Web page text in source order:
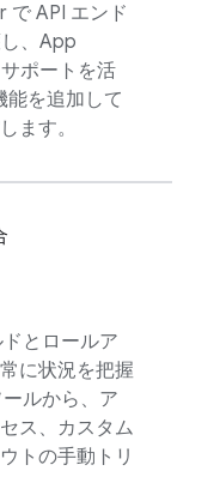
で API エンド
、App
ポートを活
能を追加して
ます。
とロールア
に状況を把握
ルから、ア
ス、カスタム
トの手動トリ